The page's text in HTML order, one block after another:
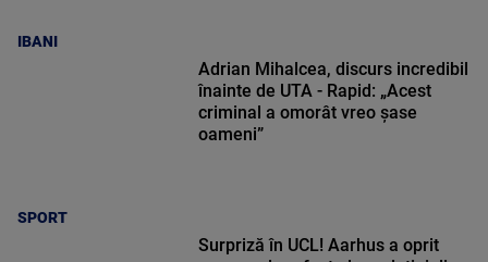
IBANI
SPORT
Adrian Mihalcea, discurs incredibil
înainte de UTA - Rapid: „Acest
criminal a omorât vreo șase
oameni”
Surpriză în UCL! Aarhus a oprit